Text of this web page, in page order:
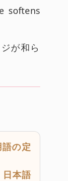
softens
が和ら
の定
日本語